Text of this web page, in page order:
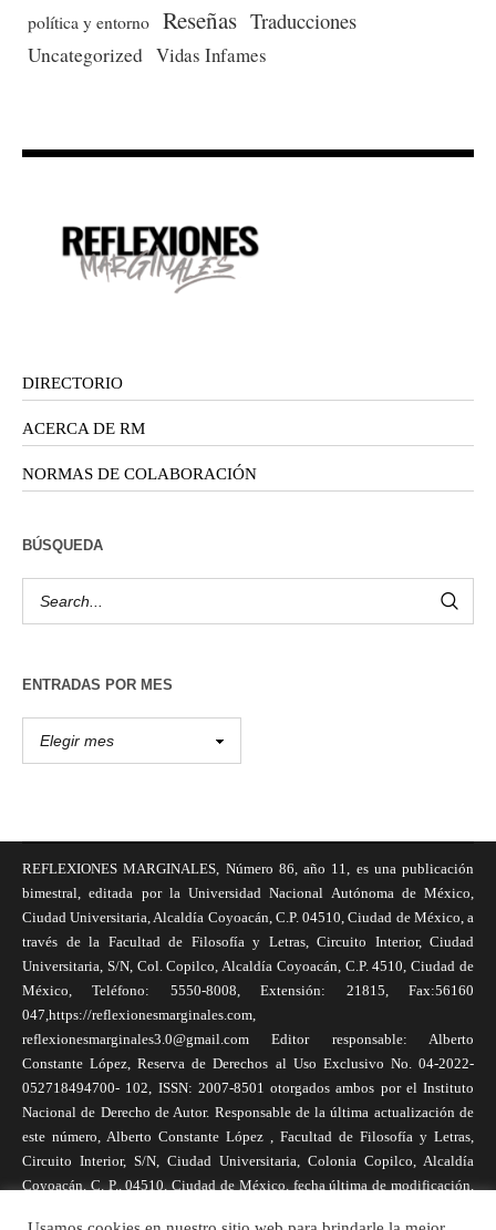
política y entorno Reseñas Traducciones
Uncategorized Vidas Infames
DIRECTORIO
ACERCA DE RM
NORMAS DE COLABORACIÓN
BÚSQUEDA
ENTRADAS POR MES
REFLEXIONES MARGINALES, Número 86, año 11, es una publicación
bimestral, editada por la Universidad Nacional Autónoma de México,
Ciudad Universitaria, Alcaldía Coyoacán, C.P. 04510, Ciudad de México, a
través de la Facultad de Filosofía y Letras, Circuito Interior, Ciudad
Universitaria, S/N, Col. Copilco, Alcaldía Coyoacán, C.P. 4510, Ciudad de
México, Teléfono: 5550-8008, Extensión: 21815, Fax:56160
047,https://reflexionesmarginales.com,
reflexionesmarginales3.0@gmail.com Editor responsable: Alberto
Constante López, Reserva de Derechos al Uso Exclusivo No. 04-2022-
052718494700- 102, ISSN: 2007-8501 otorgados ambos por el Instituto
Nacional de Derecho de Autor. Responsable de la última actualización de
este número, Alberto Constante López , Facultad de Filosofía y Letras,
Circuito Interior, S/N, Ciudad Universitaria, Colonia Copilco, Alcaldía
Coyoacán, C. P., 04510, Ciudad de México, fecha última de modificación,